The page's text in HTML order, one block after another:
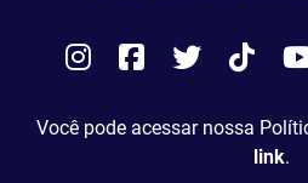
Instagram
Facebook
Twitter
Você pode acessar nossa
link.